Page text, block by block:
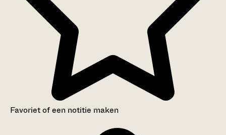
Favoriet of een notitie maken